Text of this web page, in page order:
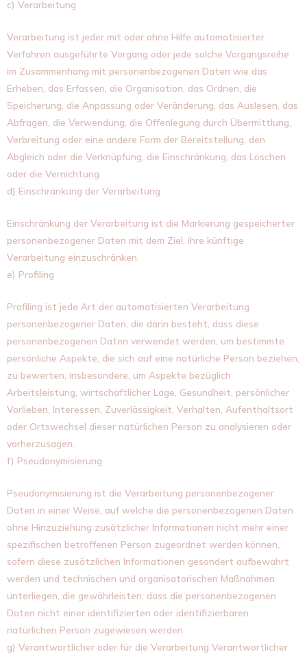
c) Verarbeitung
Verarbeitung ist jeder mit oder ohne Hilfe automatisierter
Verfahren ausgeführte Vorgang oder jede solche Vorgangsreihe
im Zusammenhang mit personenbezogenen Daten wie das
Erheben, das Erfassen, die Organisation, das Ordnen, die
Speicherung, die Anpassung oder Veränderung, das Auslesen, das
Abfragen, die Verwendung, die Offenlegung durch Übermittlung,
Verbreitung oder eine andere Form der Bereitstellung, den
Abgleich oder die Verknüpfung, die Einschränkung, das Löschen
oder die Vernichtung.
d) Einschränkung der Verarbeitung
Einschränkung der Verarbeitung ist die Markierung gespeicherter
personenbezogener Daten mit dem Ziel, ihre künftige
Verarbeitung einzuschränken.
e) Profiling
Profiling ist jede Art der automatisierten Verarbeitung
personenbezogener Daten, die darin besteht, dass diese
personenbezogenen Daten verwendet werden, um bestimmte
persönliche Aspekte, die sich auf eine natürliche Person beziehen,
zu bewerten, insbesondere, um Aspekte bezüglich
Arbeitsleistung, wirtschaftlicher Lage, Gesundheit, persönlicher
Vorlieben, Interessen, Zuverlässigkeit, Verhalten, Aufenthaltsort
oder Ortswechsel dieser natürlichen Person zu analysieren oder
vorherzusagen.
f) Pseudonymisierung
Pseudonymisierung ist die Verarbeitung personenbezogener
Daten in einer Weise, auf welche die personenbezogenen Daten
ohne Hinzuziehung zusätzlicher Informationen nicht mehr einer
spezifischen betroffenen Person zugeordnet werden können,
sofern diese zusätzlichen Informationen gesondert aufbewahrt
werden und technischen und organisatorischen Maßnahmen
unterliegen, die gewährleisten, dass die personenbezogenen
Daten nicht einer identifizierten oder identifizierbaren
natürlichen Person zugewiesen werden.
g) Verantwortlicher oder für die Verarbeitung Verantwortlicher